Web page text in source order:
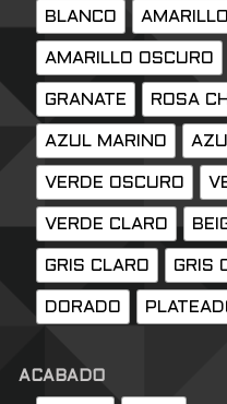
BLANCO
AMARILLO OSCURO
GRANATE ROSA
AZUL MARINO
VERDE OSCURO
VERDE CLARO
GRIS CLARO GRIS
DORADO
ACABADO